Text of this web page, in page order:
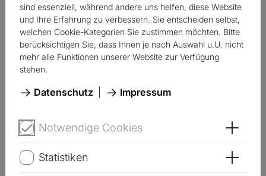
Düchelsdorf, Göldenitz, Kastorf, Klempau,
Krummesse, Niendorf/Berkenthin, Rondeshagen,
Sierksrade
Amt Breitenfelde: Alt-Mölln, Bälau, Borstorf,
Breitenfelde, Grambek, Hornbek, Lehmrade,
Niendorf/Stecknitz, Schretstaken, Talkau,
Amt Büchen: Bartelsdorf, Besenthal, Bröthen,
Büchen, Fitzen, Franzhagen, Göttin, Gudow, Güster,
Klein Pampau, Langenlehsten, Müssen, Roseburg,
sind essenziell, während andere uns helfen, diese Website
und Ihre Erfahrung zu verbessern. Sie entscheiden selbst,
welchen Cookie-Kategorien Sie zustimmen möchten. Bitte
berücksichtigen Sie, dass Ihnen je nach Auswahl u.U. nicht
mehr alle Funktionen unserer Website zur Verfügung
stehen.
Datenschutz Impressum
Notwendige Cookies
Öffnen
Statistiken
Öffnen